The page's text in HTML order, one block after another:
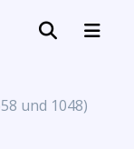
und 1048)